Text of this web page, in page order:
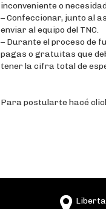
inconveniente o
– Confeccionar, junto al
enviar al equipo del TNC.
– Durante el proceso de
pagas o gratuitas que
tener la cifra total de
Para postularte hacé